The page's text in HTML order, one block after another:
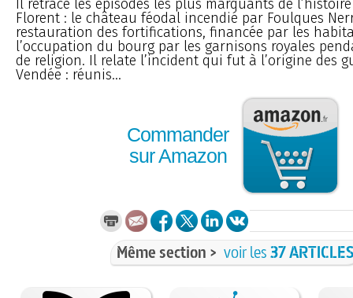
Il retrace les épisodes les plus marquants de
Florent : le château féodal incendié par Foulques
restauration des fortifications, financée par les
l’occupation du bourg par les garnisons royales
de religion. Il relate l’incident qui fut à l’origine des
Vendée : réunis...
Commander
sur Amazon
Même section > voir les37